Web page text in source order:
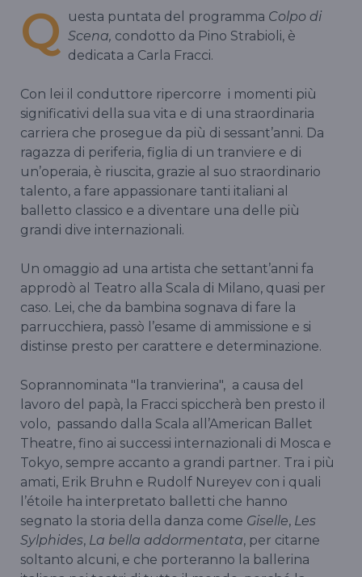
Q uesta puntata del programma Colpo di
Scena, condotto da Pino Strabioli, è
dedicata a Carla Fracci.
Con lei il conduttore ripercorre i momenti più
significativi della sua vita e di una straordinaria
carriera che prosegue da più di sessant’anni. Da
ragazza di periferia, figlia di un tranviere e di
un’operaia, è riuscita, grazie al suo straordinario
talento, a fare appassionare tanti italiani al
balletto classico e a diventare una delle più
grandi dive internazionali.
Un omaggio ad una artista che settant’anni fa
approdò al Teatro alla Scala di Milano, quasi per
caso. Lei, che da bambina sognava di fare la
parrucchiera, passò l’esame di ammissione e si
distinse presto per carattere e determinazione.
Soprannominata "la tranvierina", a causa del
lavoro del papà, la Fracci spiccherà ben presto il
volo, passando dalla Scala all’American Ballet
Theatre, fino ai successi internazionali di Mosca e
Tokyo, sempre accanto a grandi partner. Tra i più
amati, Erik Bruhn e Rudolf Nureyev con i quali
l’étoile ha interpretato balletti che hanno
segnato la storia della danza come Giselle, Les
Sylphides, La bella addormentata, per citarne
soltanto alcuni, e che porteranno la ballerina